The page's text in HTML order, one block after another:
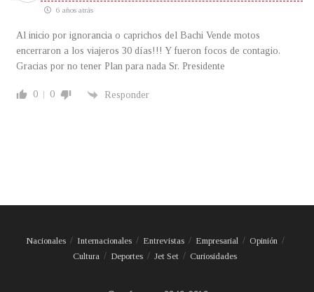
6 años atrás
Al inicio por ignorancia o caprichos del Bachi Vende motos
encerraron a los viajeros 30 días!!! Y fueron focos de contagio.
Gracias por no tener Plan para nada Sr. Presidente
0 0 Responder
Nacionales Internacionales Entrevistas Empresarial
Opinión
Cultura
Deportes Jet Set Curiosidades